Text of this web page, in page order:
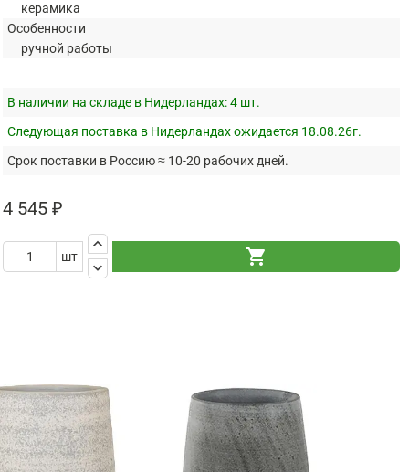
керамика
Особенности
ручной работы
В наличии на складе в Нидерландах:4 шт.
Следующая поставка в Нидерландах ожидается 18.08.26г.
Срок поставки в Россию ≈ 10-20 рабочих дней.
4 545 ₽
шт
keyboard_arrow_up
keyboard_arrow_down
shopping_cart